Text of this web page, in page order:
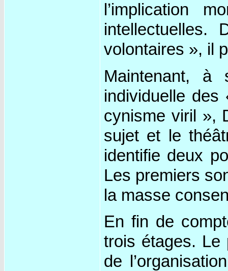
l’implication
intellectuelles.
volontaires », il
Maintenant, à
individuelle
cynisme viril »,
sujet et le
identifie deux
Les premiers
la masse
En fin de
trois étages. Le
de